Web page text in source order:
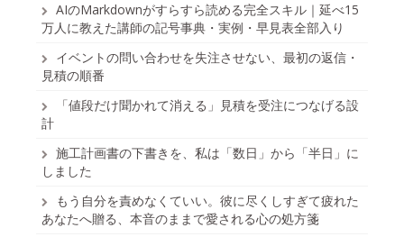
AIのMarkdownがすらすら読める完全スキル｜延べ15
万人に教えた講師の記号事典・実例・早見表全部入り
イベントの問い合わせを失注させない、最初の返信・
見積の順番
「値段だけ聞かれて消える」見積を受注につなげる設
計
施工計画書の下書きを、私は「数日」から「半日」に
しました
もう自分を責めなくていい。彼に尽くしすぎて疲れた
あなたへ贈る、本音のままで愛される心の処方箋